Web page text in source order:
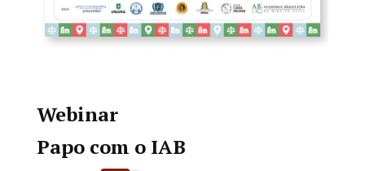
Webinar
Papo com o IAB